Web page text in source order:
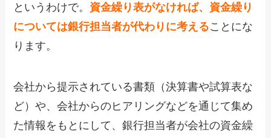
というわけで。 資金繰り表がなければ、資金繰り
については銀行担当者が代わりに考えることにな
ります。
会社から提示されている書類（決算書や試算表な
ど）や、会社からのヒアリングなどを通じて集め
た情報をもとにして、銀行担当者が会社の資金繰